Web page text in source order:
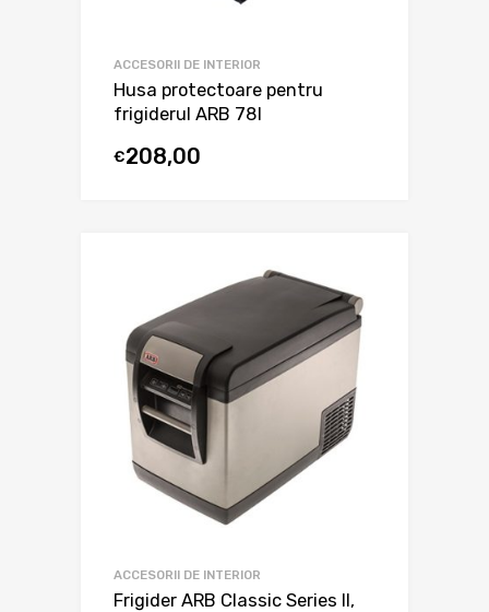
ACCESORII DE INTERIOR
Husa protectoare pentru
frigiderul ARB 78l
€208,00
ACCESORII DE INTERIOR
Frigider ARB Classic Series II,